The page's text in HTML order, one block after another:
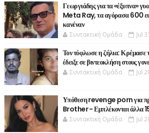
Γεωργιάδης για τα «έξυπνα»
Meta Ray, τα αγόρασα 600
κανέναν
Συντακτική Ομάδα Jul
Τον τύφλωσε η ζήλια: Κρέμασε
έδειξε σε βιντεοκλήση στους
Συντακτική Ομάδα Jul
Υπόθεση revenge porn για
Brother - Εμπλέκονται άλλα
Συντακτική Ομάδα Jul